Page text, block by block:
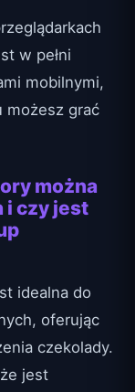
w pełni
mobilnymi,
możesz grać
można
i czy jest
idealna do
oferując
czekolady.
jest